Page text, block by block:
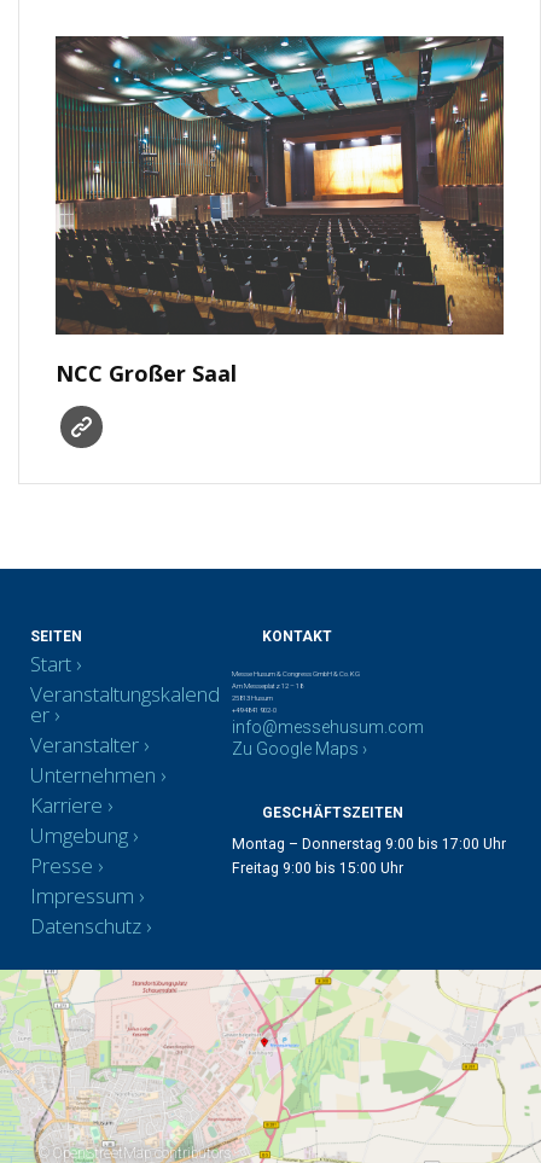
NCC Großer Saal
SEITEN
Start
Veranstaltungskalend
er
Veranstalter
Unternehmen
Karriere
Umgebung
Presse
Impressum
Datenschutz
KONTAKT
Messe Husum & Congress GmbH & Co. KG
Am Messeplatz 12 – 18
25813 Husum
+49 4841 902-0
info@messehusum.com
Zu Google Maps ›
GESCHÄFTSZEITEN
Montag – Donnerstag 9:00 bis 17:00 Uhr
Freitag 9:00 bis 15:00 Uhr
© OpenStreetMapcontributors